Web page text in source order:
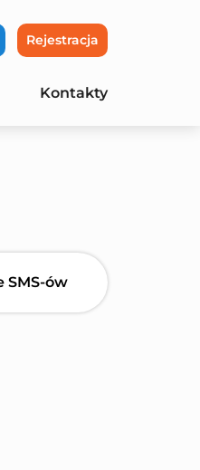
Rejestracja
Kontakty
SMS-ów